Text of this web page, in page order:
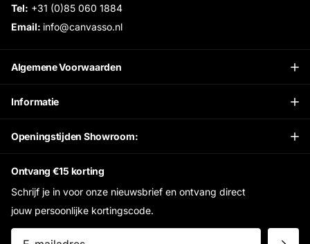
Algemene Voorwaarden
Informatie
Openingstijden Showroom:
Tel: +31 (0)85 060 1884
Email: info@canvasso.nl
Ontvang €15 korting
Schrijf je in voor onze nieuwsbrief en ontvang direct
jouw persoonlijke kortingscode.